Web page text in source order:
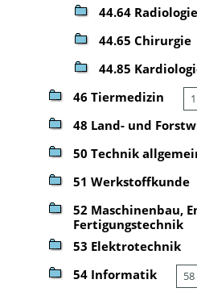
44.64 Radiologie
44.65 Chirurgie
44.85
46 Tiermedizin
48 Land- und
50 Technik
51 Werkstoffkunde
52 Maschinenbau,
Fertigungstechnik
53 Elektrotechnik
54 Informatik